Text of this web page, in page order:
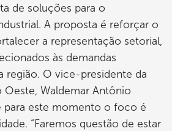
de soluções para o
A proposta é reforçar o
a representação setorial,
às demandas
região. O vice-presidente da
Oeste, Waldemar Antônio
para este momento o foco é
“Faremos questão de estar